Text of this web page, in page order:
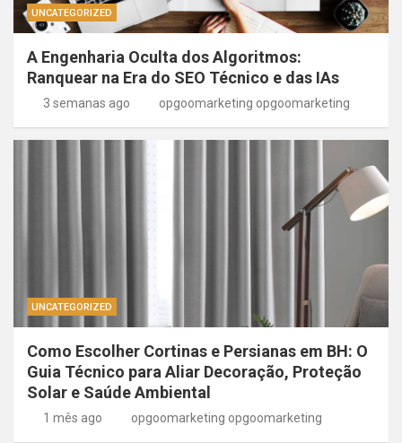
UNCATEGORIZED
A Engenharia Oculta dos Algoritmos:
Ranquear na Era do SEO Técnico e das IAs
3 semanas ago opgoomarketing opgoomarketing
UNCATEGORIZED
Como Escolher Cortinas e Persianas em BH: O
Guia Técnico para Aliar Decoração, Proteção
Solar e Saúde Ambiental
1 mês ago opgoomarketing opgoomarketing